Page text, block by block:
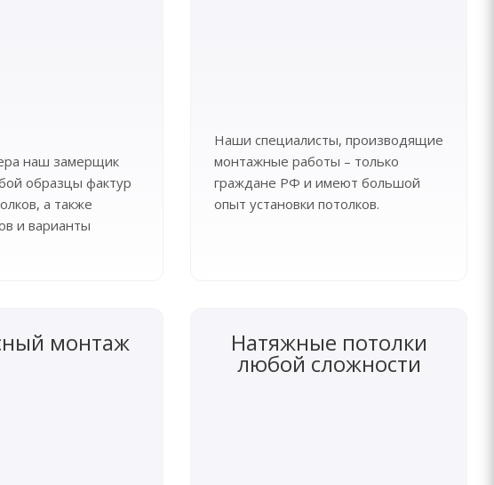
наш замерщик
образцы фактур
а также
и варианты
Наши специалисты, производящие
монтажные работы – только
граждане РФ и имеют большой
опыт установки потолков.
монтаж Натяжные потолки
любой сложности